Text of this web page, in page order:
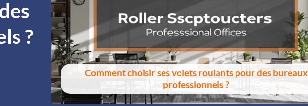
?
Comment choisir ses volets roulants pour des bureaux
professionnels ?